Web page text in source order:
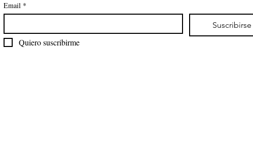
Email *
Suscribirse